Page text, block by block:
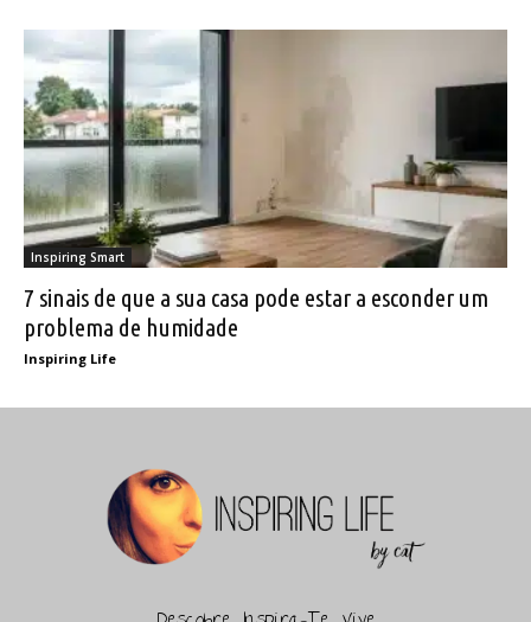
Inspiring Smart
7 sinais de que a sua casa pode estar a esconder um
problema de humidade
Inspiring Life